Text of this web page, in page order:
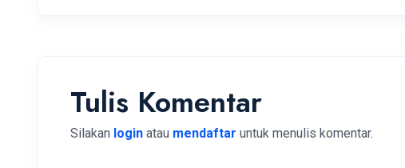
Tulis Komentar
Silakan login atau mendaftar untuk menulis komentar.